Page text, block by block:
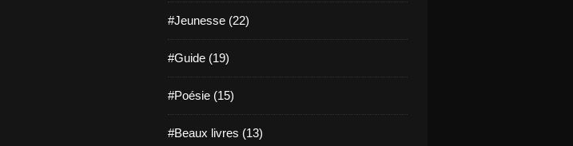
#Jeunesse (22)
#Guide (19)
#Poésie (15)
#Beaux livres (13)